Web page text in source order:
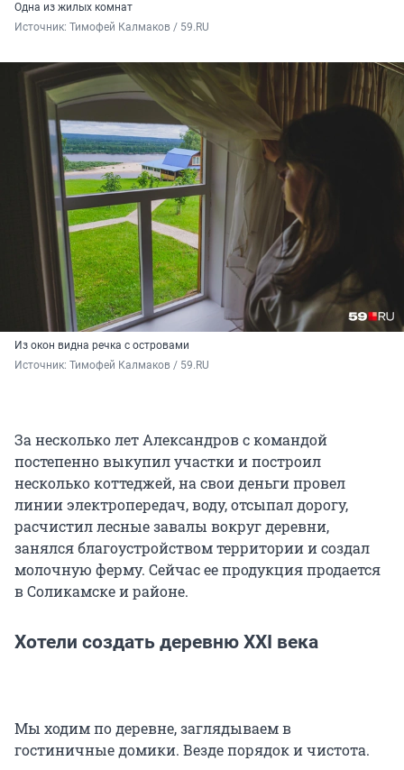
Одна из жилых комнат
Источник: Тимофей Калмаков / 59.RU
Из окон видна речка с островами
Источник: Тимофей Калмаков / 59.RU
За несколько лет Александров с командой
постепенно выкупил участки и построил
несколько коттеджей, на свои деньги провел
линии электропередач, воду, отсыпал дорогу,
расчистил лесные завалы вокруг деревни,
занялся благоустройством территории и создал
молочную ферму. Сейчас ее продукция продается
в Соликамске и районе.
Хотели создать деревню XXI века
Мы ходим по деревне, заглядываем в
гостиничные домики. Везде порядок и чистота.